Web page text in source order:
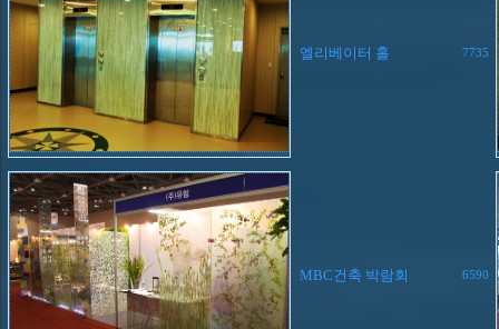
엘리베이터 홀 7735
MBC건축 박람회 6590